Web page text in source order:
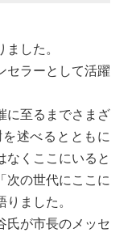
した。
セラーとして活躍
に至るまでさまざ
述べるとともに
なくここにいると
次の世代にここに
ました。
氏が市長のメッセ